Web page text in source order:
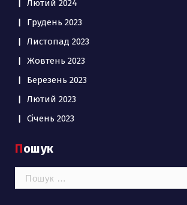
Лютий 2024
Грудень 2023
Листопад 2023
Жовтень 2023
Березень 2023
Лютий 2023
Січень 2023
Пошук
Пошук: